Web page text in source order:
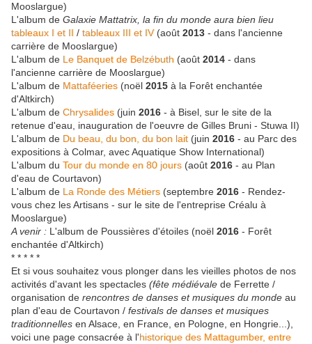
Mooslargue)
L'album de Galaxie Mattatrix, la fin du monde aura bien lieu
tableaux I et II / tableaux III et IV(août 2013 - dans l'ancienne
carrière de Mooslargue)
L'album de Le Banquet de Belzébuth (août 2014 - dans
l'ancienne carrière de Mooslargue)
L'album de Mattaféeries (noël 2015 à la Forêt enchantée
d'Altkirch)
L'album de Chrysalides (juin 2016 - à Bisel, sur le site de la
retenue d'eau, inauguration de l'oeuvre de Gilles Bruni - Stuwa II)
L'album de Du beau, du bon, du bon lait (juin 2016 - au Parc des
expositions à Colmar, avec Aquatique Show International)
L'album du Tour du monde en 80 jours (août 2016 - au Plan
d'eau de Courtavon)
L'album de La Ronde des Métiers (septembre 2016 - Rendez-
vous chez les Artisans - sur le site de l'entreprise Créalu à
Mooslargue)
A venir : L'album de Poussières d'étoiles (noël 2016 - Forêt
enchantée d'Altkirch)
* * * * *
Et si vous souhaitez vous plonger dans les vieilles photos de nos
activités d'avant les spectacles (fête médiévale de Ferrette /
organisation de rencontres de danses et musiques du monde au
plan d'eau de Courtavon / festivals de danses et musiques
traditionnelles en Alsace, en France, en Pologne, en Hongrie...),
voici une page consacrée à l'historique des Mattagumber, entre